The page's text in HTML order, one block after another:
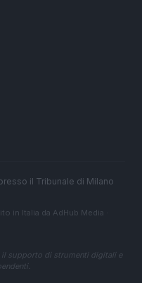
il Tribunale di Milano
in Italia da AdHub Media
il supporto di strumenti digitali e